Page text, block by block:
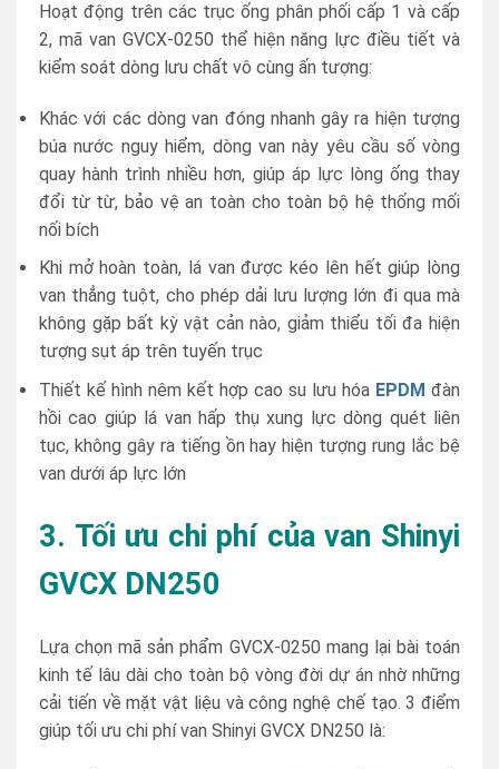
Hoạt động trên các trục ống phân phối cấp 1 và cấp
2, mã van GVCX-0250 thể hiện năng lực điều tiết và
kiểm soát dòng lưu chất vô cùng ấn tượng:
Khác với các dòng van đóng nhanh gây ra hiện tượng
búa nước nguy hiểm, dòng van này yêu cầu số vòng
quay hành trình nhiều hơn, giúp áp lực lòng ống thay
đổi từ từ, bảo vệ an toàn cho toàn bộ hệ thống mối
nối bích
Khi mở hoàn toàn, lá van được kéo lên hết giúp lòng
van thẳng tuột, cho phép dải lưu lượng lớn đi qua mà
không gặp bất kỳ vật cản nào, giảm thiểu tối đa hiện
tượng sụt áp trên tuyến trục
Thiết kế hình nêm kết hợp cao su lưu hóa EPDM đàn
hồi cao giúp lá van hấp thụ xung lực dòng quét liên
tục, không gây ra tiếng ồn hay hiện tượng rung lắc bệ
van dưới áp lực lớn
3. Tối ưu chi phí của van Shinyi
GVCX DN250
Lựa chọn mã sản phẩm GVCX-0250 mang lại bài toán
kinh tế lâu dài cho toàn bộ vòng đời dự án nhờ những
cải tiến về mặt vật liệu và công nghệ chế tạo. 3 điểm
giúp tối ưu chi phí van Shinyi GVCX DN250 là: